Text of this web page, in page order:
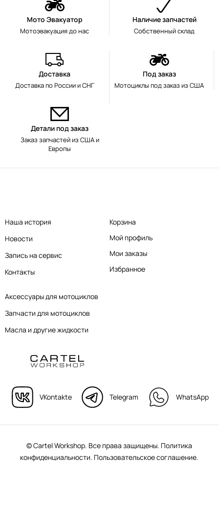
Мото Эвакуатор
Мотоэвакуация до нас
Наличие запчастей
Собственный склад
Доставка
Доставка по России и СНГ
Под заказ
Мотоциклы под заказ из США
Детали под заказ
Заказ запчастей из США и
Европы
VKontakte Telegram WhatsApp
Аксессуары для мотоциклов
Запчасти для мотоциклов
Масла и другие жидкости
Наша история
Новости
Запись на сервис
Контакты
Корзина
Мой профиль
Мои заказы
Избранное
© Cartel Workshop. Все права защищены. Политика
конфиденциальности. Пользовательское соглашение.